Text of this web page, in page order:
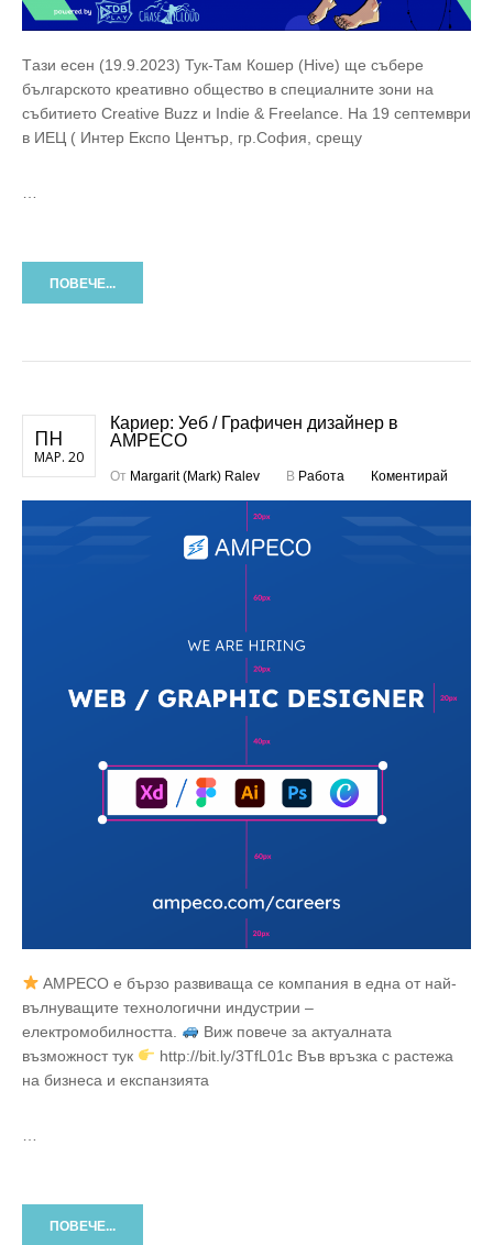
Tази есен (19.9.2023) Тук-Там Кошер (Hive) ще събере
българското креативно общество в специалните зони на
събитието Creative Buzz и Indie & Freelance. На 19 септември
в ИЕЦ ( Интер Експо Център, гр.София, срещу
ПОВЕЧЕ...
ПН
МАР. 20
Кариер: Уеб / Графичен дизайнер в
AMPECO
От Margarit (Mark) Ralev В Работа Коментирай
AMPECO е бързо развиваща се компания в една от най-
вълнуващите технологични индустрии –
електромобилността.
Виж повече за актуалната
възможност тук
http://bit.ly/3TfL01c Във връзка с растежа
на бизнеса и експанзията
ПОВЕЧЕ...